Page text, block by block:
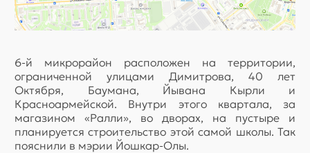
6-й микрорайон расположен на территории,
ограниченной улицами Димитрова, 40 лет
Октября, Баумана, Йывана Кырли и
Красноармейской. Внутри этого квартала, за
магазином «Ралли», во дворах, на пустыре и
планируется строительство этой самой школы. Так
пояснили в мэрии Йошкар-Олы.